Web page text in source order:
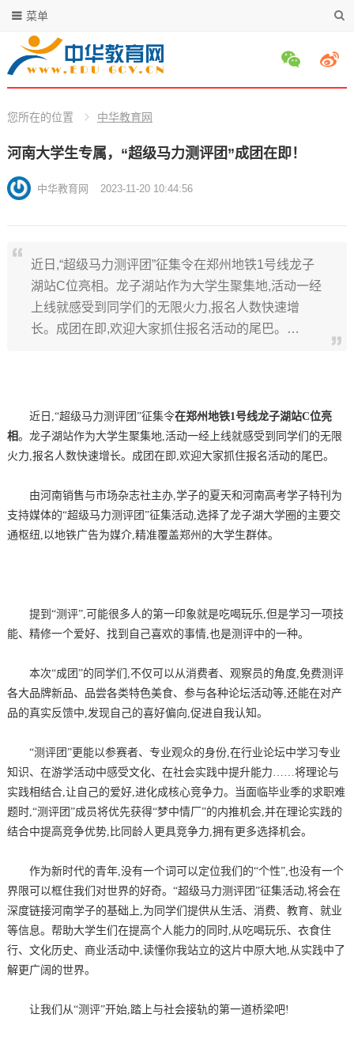
菜单
您所在的位置 中华教育网
河南大学生专属，“超级马力测评团”成团在即！
中华教育网 2023-11-20 10:44:56
近日,“超级马力测评团”征集令在郑州地铁1号线龙子
湖站C位亮相。龙子湖站作为大学生聚集地,活动一经
上线就感受到同学们的无限火力,报名人数快速增
长。成团在即,欢迎大家抓住报名活动的尾巴。…
近日,“超级马力测评团”征集令在郑州地铁1号线龙子湖站C位亮
相。龙子湖站作为大学生聚集地,活动一经上线就感受到同学们的无限
火力,报名人数快速增长。成团在即,欢迎大家抓住报名活动的尾巴。
由河南销售与市场杂志社主办,学子的夏天和河南高考学子特刊为
支持媒体的“超级马力测评团”征集活动,选择了龙子湖大学圈的主要交
通枢纽,以地铁广告为媒介,精准覆盖郑州的大学生群体。
提到“测评”,可能很多人的第一印象就是吃喝玩乐,但是学习一项技
能、精修一个爱好、找到自己喜欢的事情,也是测评中的一种。
本次“成团”的同学们,不仅可以从消费者、观察员的角度,免费测评
各大品牌新品、品尝各类特色美食、参与各种论坛活动等,还能在对产
品的真实反馈中,发现自己的喜好偏向,促进自我认知。
“测评团”更能以参赛者、专业观众的身份,在行业论坛中学习专业
知识、在游学活动中感受文化、在社会实践中提升能力……将理论与
实践相结合,让自己的爱好,进化成核心竞争力。当面临毕业季的求职难
题时,“测评团”成员将优先获得“梦中情厂”的内推机会,并在理论实践的
结合中提高竞争优势,比同龄人更具竞争力,拥有更多选择机会。
作为新时代的青年,没有一个词可以定位我们的“个性”,也没有一个
界限可以框住我们对世界的好奇。“超级马力测评团”征集活动,将会在
深度链接河南学子的基础上,为同学们提供从生活、消费、教育、就业
等信息。帮助大学生们在提高个人能力的同时,从吃喝玩乐、衣食住
行、文化历史、商业活动中,读懂你我站立的这片中原大地,从实践中了
解更广阔的世界。
让我们从“测评”开始,踏上与社会接轨的第一道桥梁吧!